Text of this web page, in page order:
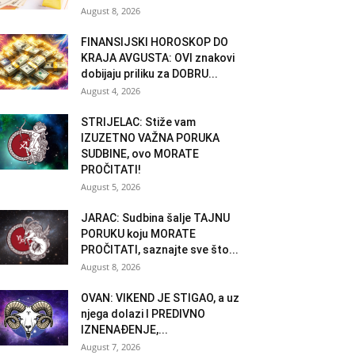
August 8, 2026
FINANSIJSKI HOROSKOP DO
KRAJA AVGUSTA: OVI znakovi
dobijaju priliku za DOBRU...
August 4, 2026
STRIJELAC: Stiže vam
IZUZETNO VAŽNA PORUKA
SUDBINE, ovo MORATE
PROČITATI!
August 5, 2026
JARAC: Sudbina šalje TAJNU
PORUKU koju MORATE
PROČITATI, saznajte sve što...
August 8, 2026
OVAN: VIKEND JE STIGAO, a uz
njega dolazi I PREDIVNO
IZNENAĐENJE,...
August 7, 2026